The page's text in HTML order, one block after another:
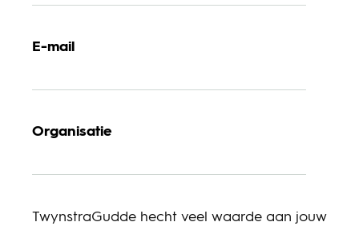
E-mail
Organisatie
TwynstraGudde hecht veel waarde aan jouw